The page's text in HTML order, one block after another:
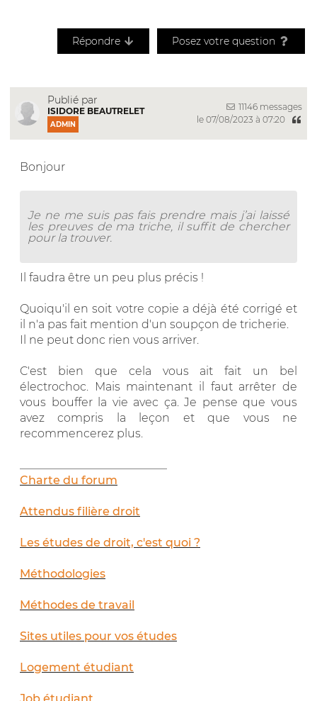
Répondre Posez votre question
Publié par
ISIDORE BEAUTRELET
ADMIN
11146 messages
le 07/08/2023 à 07:20
Bonjour
Je ne me suis pas fais prendre mais j’ai laissé
les preuves de ma triche, il suffit de chercher
pour la trouver.
Il faudra être un peu plus précis !
Quoiqu'il en soit votre copie a déjà été corrigé et
il n'a pas fait mention d'un soupçon de tricherie.
Il ne peut donc rien vous arriver.
C'est bien que cela vous ait fait un bel
électrochoc. Mais maintenant il faut arrêter de
vous bouffer la vie avec ça. Je pense que vous
avez compris la leçon et que vous ne
recommencerez plus.
Charte du forum
Attendus filière droit
Les études de droit, c'est quoi ?
Méthodologies
Méthodes de travail
Sites utiles pour vos études
Logement étudiant